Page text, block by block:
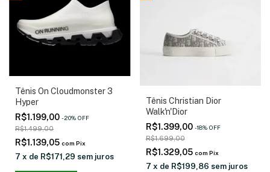
Tênis On Cloudmonster 3
Hyper
R$1.199,00 -20% OFF
R$1.499,00
R$1.139,05 com Pix
7 x de R$171,29 sem juros
Tênis Christian Dior
Walk'n'Dior
R$1.399,00 -18% OFF
R$1.699,00
R$1.329,05 com Pix
7 x de R$199,86 sem juros